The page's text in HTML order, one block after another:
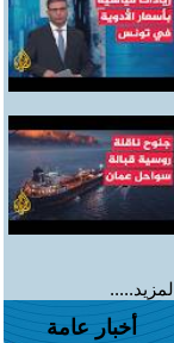
أخبار عامة